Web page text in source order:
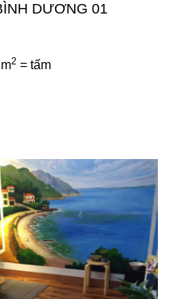
DƯƠNG 01
2 = tấm